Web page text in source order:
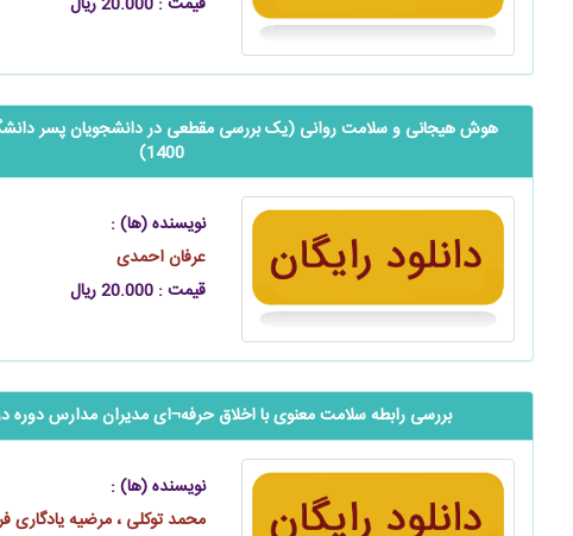
هوش هیجانی و سلامت روانی (یک بررسی مقطعی در دانشجویان پسر
1400)
نویسنده (ها) :
عرفان احمدی
قیمت : 20.000 ریال
بررسی رابطه سلامت معنوی با اخلاق حرفه¬ای مدیران مدارس دوره
نویسنده (ها) :
محمد توکلی ، مرضیه یادگاری